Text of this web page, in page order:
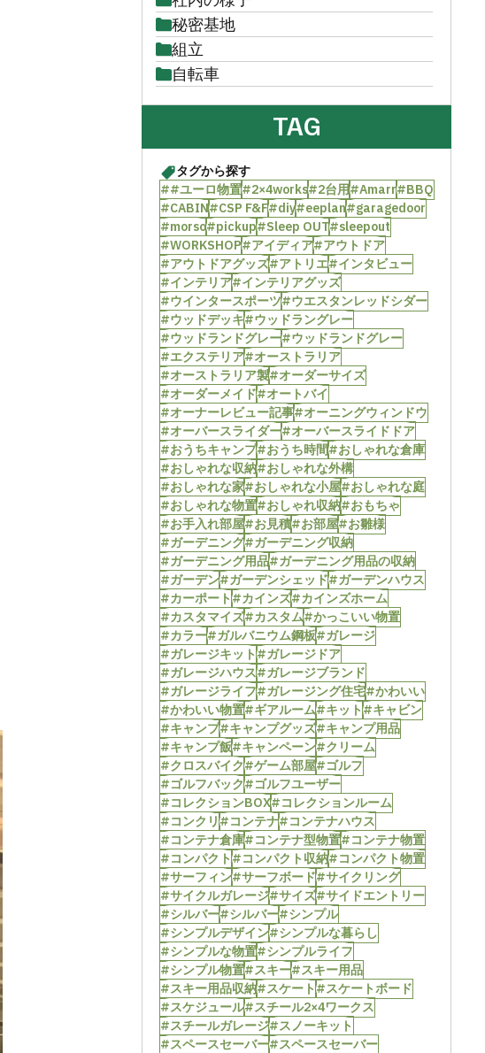
秘密基地
組立
自転車
TAG
タグから探す
##ユーロ物置#2×4works#2台用#Amarr#BBQ
#CABIN#CSP F&F#diy#eeplan#garagedoor
#morso#pickup#Sleep OUT#sleepout
#WORKSHOP#アイディア#アウトドア
#アウトドアグッズ#アトリエ#インタビュー
#インテリア#インテリアグッズ
#ウインタースポーツ#ウエスタンレッドシダー
#ウッドデッキ#ウッドラングレー
#ウッドランドグレー#ウッドランドグレー
#エクステリア#オーストラリア
#オーストラリア製#オーダーサイズ
#オーダーメイド#オートバイ
#オーナーレビュー記事#オーニングウィンドウ
#オーバースライダー#オーバースライドドア
#おうちキャンプ#おうち時間#おしゃれな倉庫
#おしゃれな収納#おしゃれな外構
#おしゃれな家#おしゃれな小屋#おしゃれな庭
#おしゃれな物置#おしゃれ収納#おもちゃ
#お手入れ部屋#お見積#お部屋#お雛様
#ガーデニング#ガーデニング収納
#ガーデニング用品#ガーデニング用品の収納
#ガーデン#ガーデンシェッド#ガーデンハウス
#カーポート#カインズ#カインズホーム
#カスタマイズ#カスタム#かっこいい物置
#カラー#ガルバニウム鋼板#ガレージ
#ガレージキット#ガレージドア
#ガレージハウス#ガレージブランド
#ガレージライフ#ガレージング住宅#かわいい
#かわいい物置#ギアルーム#キット#キャビン
#キャンプ#キャンプグッズ#キャンプ用品
#キャンプ飯#キャンペーン#クリーム
#クロスバイク#ゲーム部屋#ゴルフ
#ゴルフバック#ゴルフユーザー
#コレクションBOX#コレクションルーム
#コンクリ#コンテナ#コンテナハウス
#コンテナ倉庫#コンテナ型物置#コンテナ物置
#コンパクト#コンパクト収納#コンパクト物置
#サーフィン#サーフボード#サイクリング
#サイクルガレージ#サイズ#サイドエントリー
#シルバー#シルバー#シンプル
#シンプルデザイン#シンプルな暮らし
#シンプルな物置#シンプルライフ
#シンプル物置#スキー#スキー用品
#スキー用品収納#スケート#スケートボード
#スケジュール#スチール2×4ワークス
#スチールガレージ#スノーキット
#スペースセーバー#スペースセーバー